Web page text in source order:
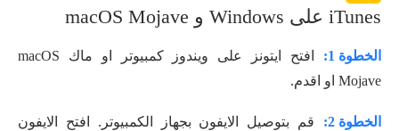
iTunes على Windows و macOS Mojave
الخطوة 1:
افتح ايتونز على ويندوز كمبيوتر او ماك macOS
Mojave او اقدم.
الخطوة 2:
قم بتوصيل الايفون بجهاز الكمبيوتر. افتح الايفون